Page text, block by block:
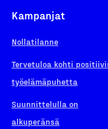
Kampanjat
Nollatilanne
Tervetuloa kohti
työelämäpuhetta
Suunnittelulla on
alkuperänsä